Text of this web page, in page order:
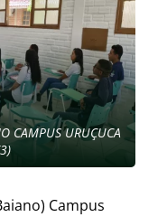
CAMPUS URUÇUCA
Campus